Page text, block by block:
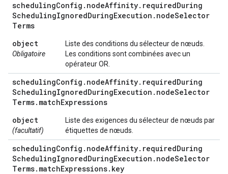
schedulingConfig . nodeAffinity. requiredDuring
SchedulingIgnoredDuringExecution . nodeSelector
Terms
object
Obligatoire
Liste des conditions du sélecteur de nœuds.
Les conditions sont combinées avec un
opérateur OR.
schedulingConfig . nodeAffinity. requiredDuring
SchedulingIgnoredDuringExecution . nodeSelector
Terms. matchExpressions
object
(facultatif)
Liste des exigences du sélecteur de nœuds par
étiquettes de nœuds.
schedulingConfig . nodeAffinity. requiredDuring
SchedulingIgnoredDuringExecution . nodeSelector
Terms. matchExpressions. key